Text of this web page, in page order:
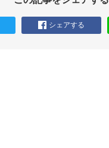
シェアする